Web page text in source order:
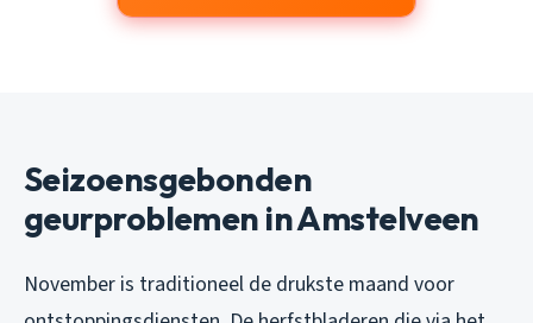
Seizoensgebonden
geurproblemen in Amstelveen
November is traditioneel de drukste maand voor